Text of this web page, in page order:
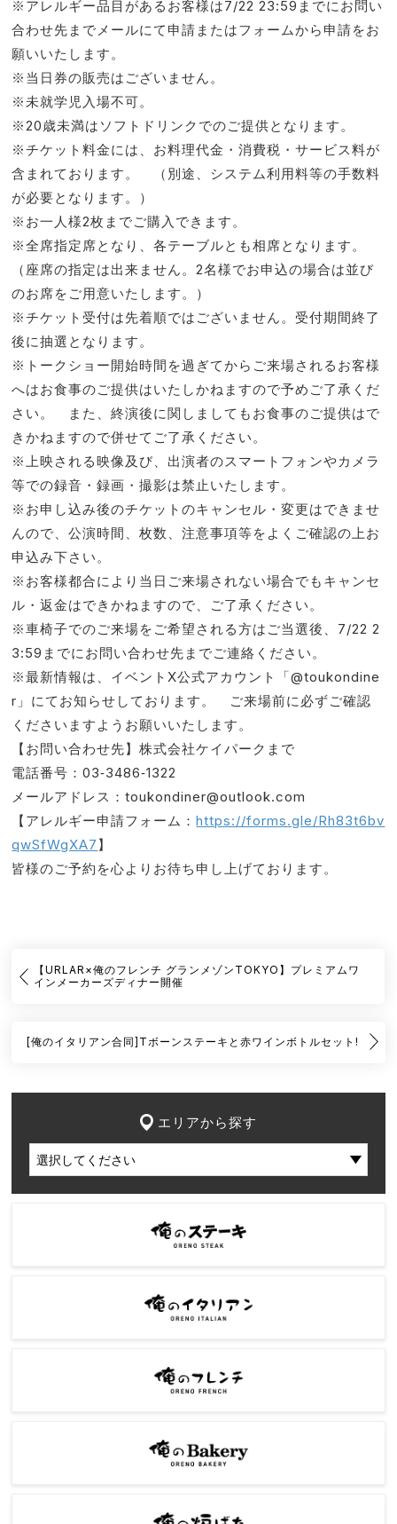
※アレルギー品目があるお客様は7/22 23:59までにお問い
合わせ先までメールにて申請またはフォームから申請をお
願いいたします。
※当日券の販売はございません。
※未就学児入場不可。
※20歳未満はソフトドリンクでのご提供となります。
※チケット料金には、お料理代金・消費税・サービス料が
含まれております。 （別途、システム利用料等の手数料
が必要となります。）
※お一人様2枚までご購入できます。
※全席指定席となり、各テーブルとも相席となります。
（座席の指定は出来ません。2名様でお申込の場合は並び
のお席をご用意いたします。）
※チケット受付は先着順ではございません。受付期間終了
後に抽選となります。
※トークショー開始時間を過ぎてからご来場されるお客様
へはお食事のご提供はいたしかねますので予めご了承くだ
さい。 また、終演後に関しましてもお食事のご提供はで
きかねますので併せてご了承ください。
※上映される映像及び、出演者のスマートフォンやカメラ
等での録音・録画・撮影は禁止いたします。
※お申し込み後のチケットのキャンセル・変更はできませ
んので、公演時間、枚数、注意事項等をよくご確認の上お
申込み下さい。
※お客様都合により当日ご来場されない場合でもキャンセ
ル・返金はできかねますので、ご了承ください。
※車椅子でのご来場をご希望される方はご当選後、7/22 2
3:59までにお問い合わせ先までご連絡ください。
※最新情報は、イベントX公式アカウント「@toukondine
r」にてお知らせしております。 ご来場前に必ずご確認
くださいますようお願いいたします。
【お問い合わせ先】株式会社ケイパークまで
電話番号：03‐3486‐1322
メールアドレス：toukondiner@outlook.com
【アレルギー申請フォーム：https://forms.gle/Rh83t6bv
qwSfWgXA7 】
皆様のご予約を心よりお待ち申し上げております。
【URLAR×俺のフレンチ グランメゾンTOKYO】プレミアムワ
インメーカーズディナー開催
[俺のイタリアン合同]Tボーンステーキと赤ワインボトルセット!
エリアから探す